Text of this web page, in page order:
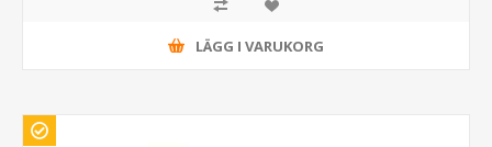
LÄGG I VARUKORG